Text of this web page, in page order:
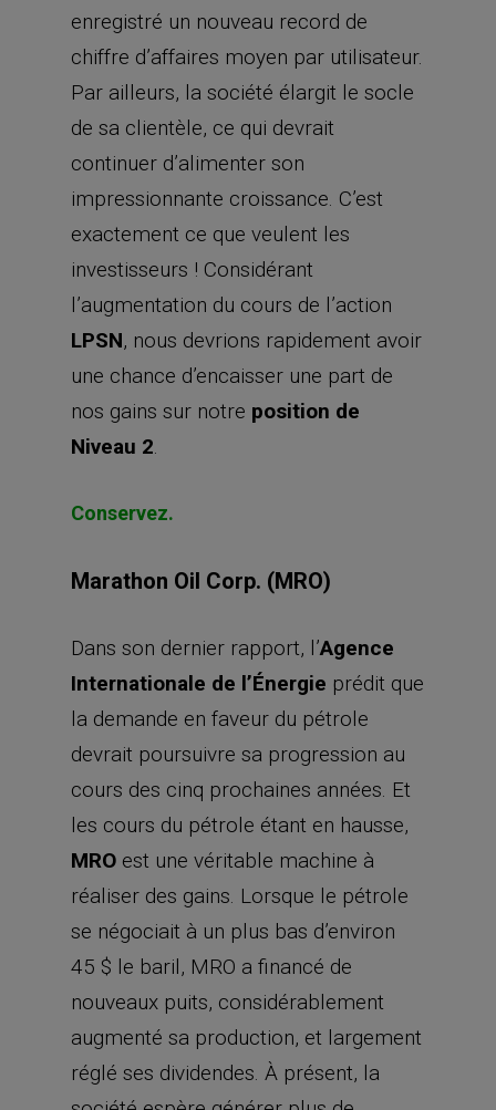
enregistré un nouveau record de
chiffre d’affaires moyen par utilisateur.
Par ailleurs, la société élargit le socle
de sa clientèle, ce qui devrait
continuer d’alimenter son
impressionnante croissance. C’est
exactement ce que veulent les
investisseurs ! Considérant
l’augmentation du cours de l’action
LPSN, nous devrions rapidement avoir
une chance d’encaisser une part de
nos gains sur notre position de
Niveau 2
Conservez.
Marathon Oil Corp. (MRO)
Dans son dernier rapport, l’Agence
Internationale de l’Énergie prédit que
la demande en faveur du pétrole
devrait poursuivre sa progression au
cours des cinq prochaines années. Et
les cours du pétrole étant en hausse,
MRO est une véritable machine à
réaliser des gains. Lorsque le pétrole
se négociait à un plus bas d’environ
45 $ le baril, MRO a financé de
nouveaux puits, considérablement
augmenté sa production, et largement
réglé ses dividendes. À présent, la